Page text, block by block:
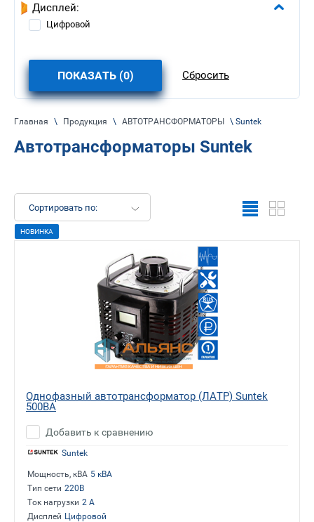
Дисплей:
Цифровой
ПОКАЗАТЬ (0) Сбросить
Главная \ Продукция \ АВТОТРАНСФОРМАТОРЫ \ Suntek
Автотрансформаторы Suntek
Сортировать по:
НОВИНКА
Однофазный автотрансформатор (ЛАТР) Suntek
500ВА
Добавить к сравнению
Suntek
Мощность, кВА 5 кВА
Тип сети 220В
Ток нагрузки 2 А
Дисплей Цифровой